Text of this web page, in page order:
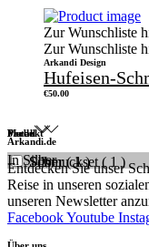
Zur Wunschliste
Zur Wunschliste
Arkandi Design
Hufeisen-
€50.00
Produkt
Schmuckset ( 1 )
Metall
Silber ( 1 )
Farbe
In Silber
Arkandi.de
Entdecken Sie unser
Reise in unseren
unseren Newsletter
FacebookYoutube